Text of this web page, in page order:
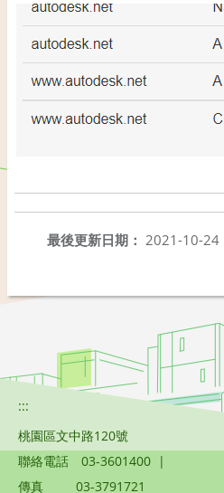
最後更新日期： 2021-10-24
:::
桃園區文中路120號
聯絡電話
03-3601400 |
傳真
03-3791721